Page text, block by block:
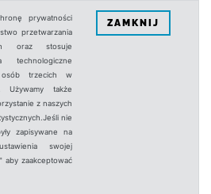
prywatności
przetwarzania
oraz stosuje
technologiczne
osób trzecich w
Używamy także
z naszych
nie
zapisywane na
swojej
aby zaakceptować
ZAMKNIJ